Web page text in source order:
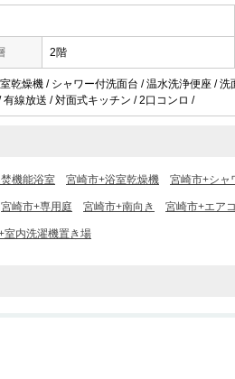
2階
乾燥機 / シャワー付洗面台 / 温水洗浄便座 /
線放送 / 対面式キッチン / 2口コンロ /
機能浴室 宮崎市+浴室乾燥機 宮崎市+シャ
宮崎市+専用庭 宮崎市+南向き 宮崎市+エア
室内洗濯機置き場